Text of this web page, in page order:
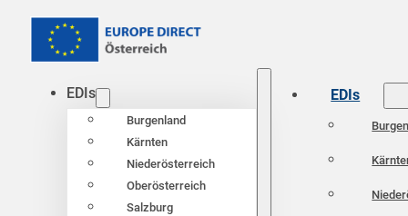
EDIs
Burgenland
Kärnten
Niederösterreich
Oberösterreich
Salzburg
EDIs